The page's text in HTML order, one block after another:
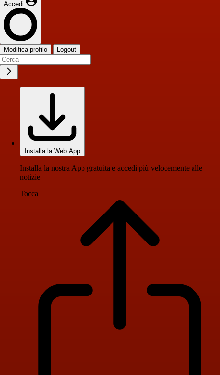
Accedi
Modifica profilo Logout
Installa la Web App
Installa la nostra App gratuita e accedi più velocemente alle
notizie
Tocca